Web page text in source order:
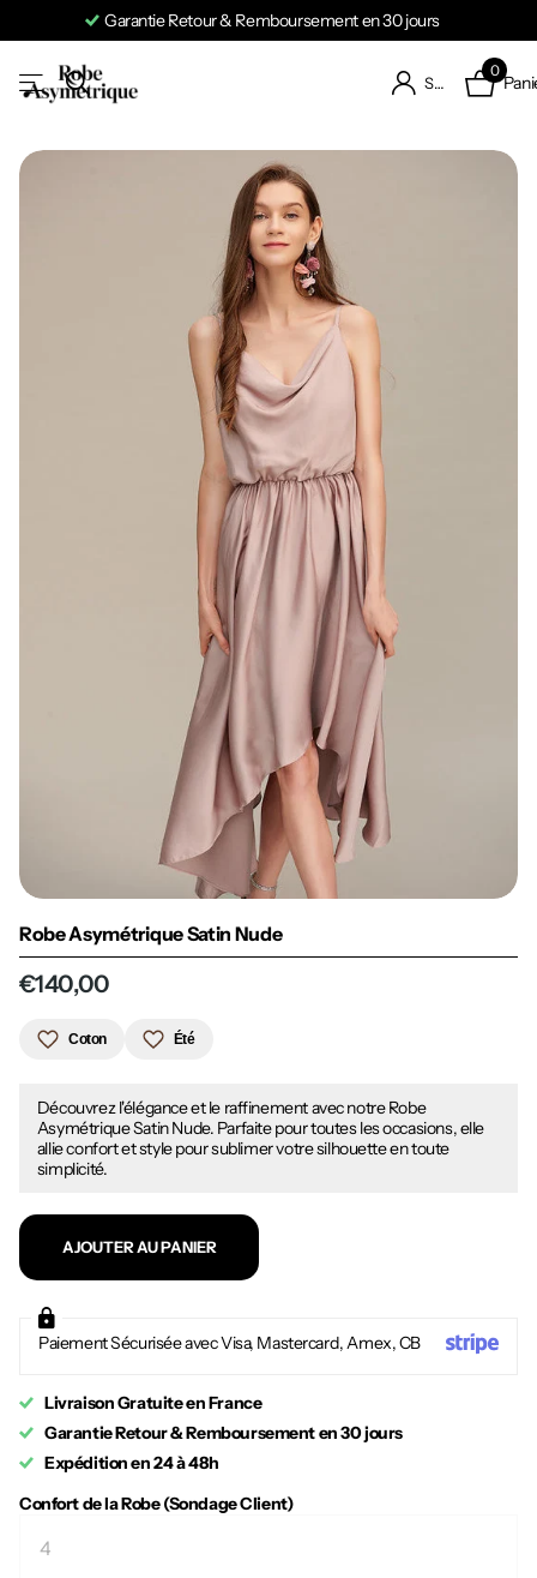
Garantie Retour & Remboursement en 30 jours
S'identifier
0
Robe Asymétrique Satin Nude
€140,00
Coton Été
Découvrez l'élégance et le raffinement avec notre Robe
Asymétrique Satin Nude. Parfaite pour toutes les occasions, elle
allie confort et style pour sublimer votre silhouette en toute
simplicité.
AJOUTER AU PANIER
Paiement Sécurisée avec Visa, Mastercard, Amex, CB
Livraison Gratuite en France
Garantie Retour & Remboursement en 30 jours
Expédition en 24 à 48h
Confort de la Robe (Sondage Client)